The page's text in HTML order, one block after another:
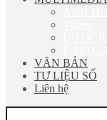
VĂN BẢN
TƯ LIỆU SỐ
Liên hệ